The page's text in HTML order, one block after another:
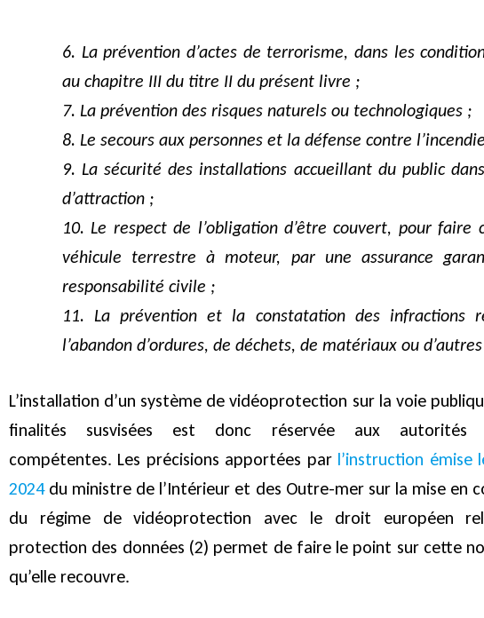
6. La prévention d’actes de terrorisme, dans les
au chapitre III du titre II du présent livre ;
7. La prévention des risques naturels ou technologiques ;
8. Le secours aux personnes et la défense contre
9. La sécurité des installations accueillant du public
d’attraction ;
10. Le respect de l’obligation d’être couvert, pour faire
véhicule terrestre à moteur, par une assurance
responsabilité civile ;
11. La prévention et la constatation des infractions
l’abandon d’ordures, de déchets, de matériaux ou
L’installation d’un système de vidéoprotection sur la voie
finalités susvisées est donc réservée aux autorités
compétentes. Les précisions apportées par l’instruction émise
2024du ministre de l’Intérieur et des Outre-mer sur la mise en
du régime de vidéoprotection avec le droit européen
protection des données (2) permet de faire le point sur cette
qu’elle recouvre.